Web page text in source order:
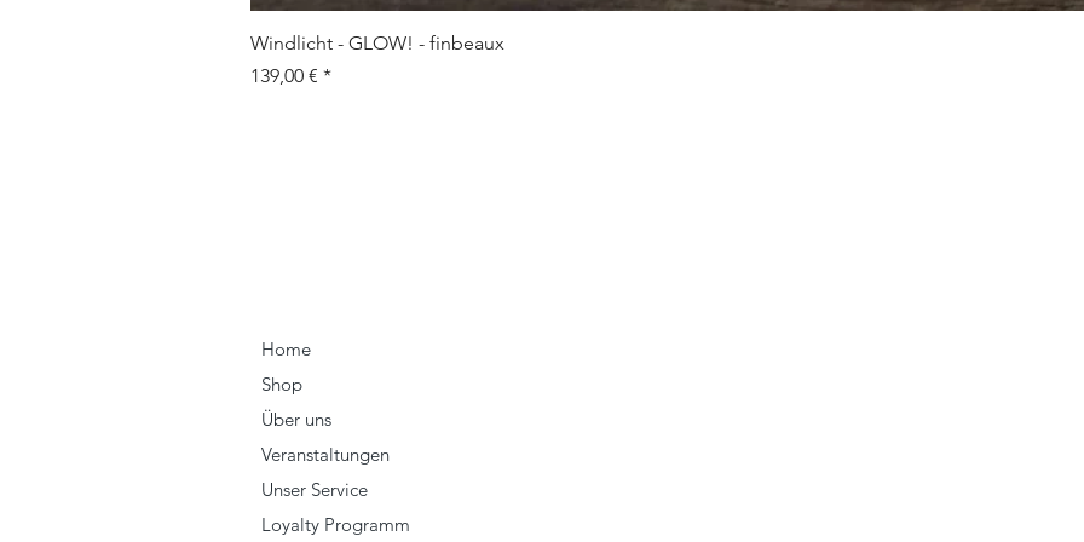
Windlicht - GLOW! - finbeaux
Prix
139,00 €
Home
Shop
Über uns
Veranstaltungen
Unser Service
Loyalty Programm